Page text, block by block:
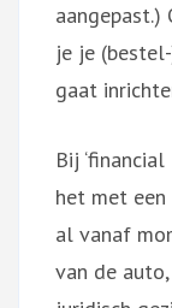
je je
gaat
Bij
het met een
al vanaf
van de